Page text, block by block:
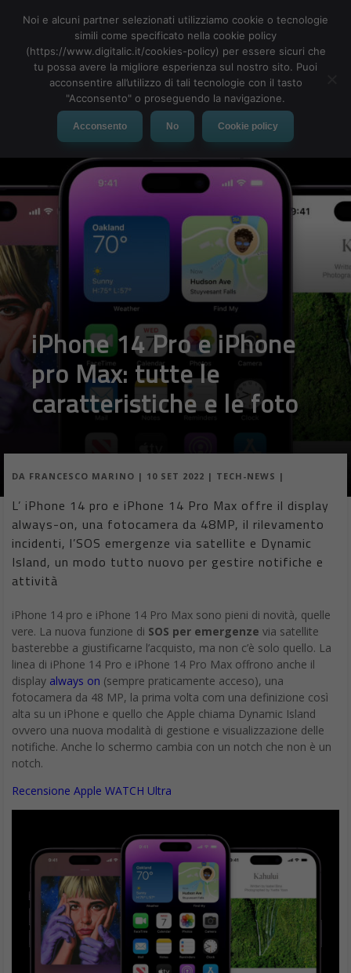
MENU
iPhone 14 Pro e iPhone
pro Max: tutte le
caratteristiche e le foto
DA FRANCESCO MARINO | 10 SET 2022 | TECH-NEWS |
L’ iPhone 14 pro e iPhone 14 Pro Max offre il display
always-on, una fotocamera da 48MP, il rilevamento
incidenti, l’SOS emergenze via satellite e Dynamic
Island, un modo tutto nuovo per gestire notifiche e
attività
iPhone 14 pro e iPhone 14 Pro Max sono pieni di novità, quelle
vere. La nuova funzione di SOS per emergenze via satellite
basterebbe a giustificarne l’acquisto, ma non c’è solo quello. La
linea di iPhone 14 Pro e iPhone 14 Pro Max offrono anche il
display always on (sempre praticamente acceso), una
fotocamera da 48 MP, la prima volta com una definizione così
alta su un iPhone e quello che Apple chiama Dynamic Island
ovvero una nuova modalità di gestione e visualizzazione delle
notifiche. Anche lo schermo cambia con un notch che non è un
notch.
Recensione Apple WATCH Ultra
Noi e alcuni partner selezionati utilizziamo cookie o tecnologie
simili come specificato nella cookie policy
(https://www.digitalic.it/cookies-policy) per essere sicuri che
tu possa avere la migliore esperienza sul nostro sito. Puoi
acconsentire all’utilizzo di tali tecnologie con il tasto
"Acconsento" o proseguendo la navigazione.
Acconsento No Cookie policy